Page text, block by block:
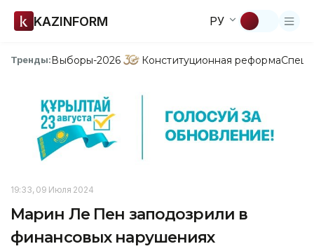
KAZINFORM РУ
Тренды:Выборы-2026 Конституционная реформа
19:33, 09 Июля 2024
Марин Ле Пен заподозрили в
финансовых нарушениях